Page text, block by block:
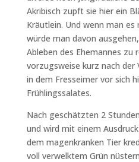
Akribisch zupft sie hier ein
Kräutlein. Und wenn man
würde man davon
Ableben des Ehemannes zu
vorzugsweise kurz nach
in dem Fresseimer vor sich
Frühlingssalates.
Nach geschätzten 2
und wird mit einem
dem magenkranken Tier
voll verwelktem Grün